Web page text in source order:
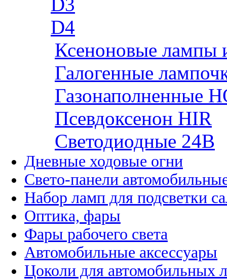
D4
Ксеноновые лампы
Галогенные
Газонаполненные
Псевдоксенон HIR
Cветодиодные 24B
Дневные ходовые огни
Свето-панели
Набор ламп для подсветки
Оптика, фары
Фары рабочего света
Автомобильные аксессуары
Цоколи для автомобильных